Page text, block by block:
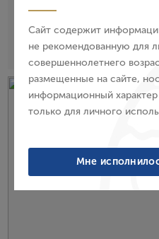
Классические тихие вина
Бренды
Сайт содержит
не рекомендованную для
совершеннолетнего
размещенные на сайте,
информационный
только для личного
Мне
Пароль